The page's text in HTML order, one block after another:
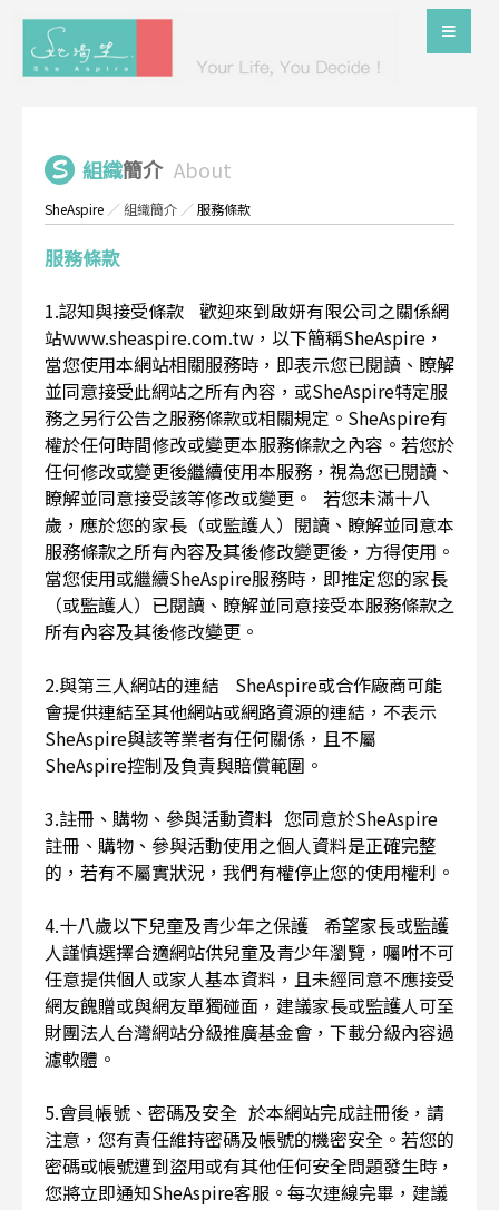
組織簡介 About
SheAspire ／組織簡介 ／服務條款
服務條款
1.認知與接受條款 歡迎來到啟妍有限公司之關係網
站www.sheaspire.com.tw，以下簡稱SheAspire，
當您使用本網站相關服務時，即表示您已閱讀、瞭解
並同意接受此網站之所有內容，或SheAspire特定服
務之另行公告之服務條款或相關規定。SheAspire有
權於任何時間修改或變更本服務條款之內容。若您於
任何修改或變更後繼續使用本服務，視為您已閱讀、
瞭解並同意接受該等修改或變更。 若您未滿十八
歲，應於您的家長（或監護人）閱讀、瞭解並同意本
服務條款之所有內容及其後修改變更後，方得使用。
當您使用或繼續SheAspire服務時，即推定您的家長
（或監護人）已閱讀、瞭解並同意接受本服務條款之
所有內容及其後修改變更。
2.與第三人網站的連結 SheAspire或合作廠商可能
會提供連結至其他網站或網路資源的連結，不表示
SheAspire與該等業者有任何關係，且不屬
SheAspire控制及負責與賠償範圍。
3.註冊、購物、參與活動資料 您同意於SheAspire
註冊、購物、參與活動使用之個人資料是正確完整
的，若有不屬實狀況，我們有權停止您的使用權利。
4.十八歲以下兒童及青少年之保護 希望家長或監護
人謹慎選擇合適網站供兒童及青少年瀏覽，囑咐不可
任意提供個人或家人基本資料，且未經同意不應接受
網友餽贈或與網友單獨碰面，建議家長或監護人可至
財團法人台灣網站分級推廣基金會，下載分級內容過
濾軟體。
5.會員帳號、密碼及安全 於本網站完成註冊後，請
注意，您有責任維持密碼及帳號的機密安全。若您的
密碼或帳號遭到盜用或有其他任何安全問題發生時，
您將立即通知SheAspire客服。每次連線完畢，建議